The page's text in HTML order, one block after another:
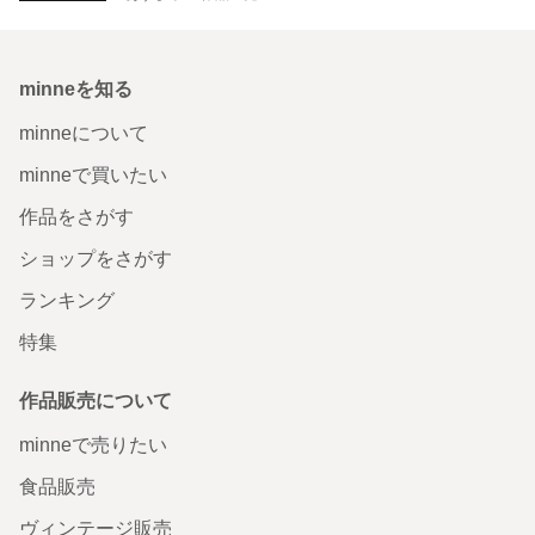
minneを知る
minneについて
minneで買いたい
作品をさがす
ショップをさがす
ランキング
特集
作品販売について
minneで売りたい
食品販売
ヴィンテージ販売